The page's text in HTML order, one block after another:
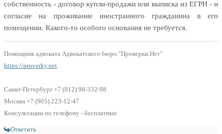
собственность - договор купли-продажи или выписка из ЕГРН - и
согласие на проживание иностранного гражданина в его
помещении. Какого-то особого основания не требуется.
Помощник адвоката Адвокатского бюро "Проверки.Нет"
https://proverky.net
Санкт-Петербург +7 (812) 98-332-98
Москва +7 (905) 223-12-47
Консультации по телефону - бесплатные
Ответить